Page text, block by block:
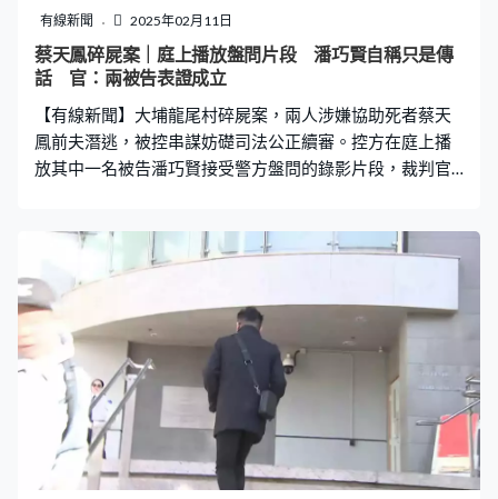
有線新聞 2025年02月11日
蔡天鳳碎屍案｜庭上播放盤問片段 潘巧賢自稱只是傳
話 官：兩被告表證成立
【有線新聞】大埔龍尾村碎屍案，兩人涉嫌協助死者蔡天
鳳前夫潛逃，被控串謀妨礎司法公正續審。控方在庭上播
放其中一名被告潘巧賢接受警方盤問的錄影片段，裁判官
庭上播放潘巧賢被捕後接受警方盤問的錄影片段，潘巧賢
在片段中表示，林舜以及一名叫IVY的澳門女子本來已相
識，IVY有天告訴潘巧賢要盡快安排船前往澳門邊界，協助
一名朋友避開海關離港，想她幫忙聯絡林舜；同日就被加
入一個通訊群組，除了IVY和林舜，還包括一個使用女性名
稱賬戶，潘巧賢問是誰，林舜回覆指是「一名男子」，及
後知道該人名叫「ALEX」。 盤問片段亦播放部分通信程式
錄音，IVY向潘巧賢指「在香港上船當船上派對玩」、「多
少錢都沒問題」，而且「越快越好」。潘巧賢則在錄影強
調，自己在IVY和林舜之間只是傳話角色，亦無法確認